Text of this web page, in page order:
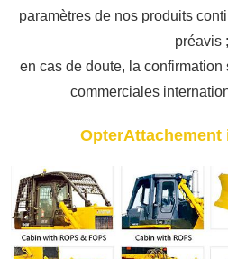
paramètres de nos produits
préavis ;
en cas de doute, la
commerciales
OpterAttachement